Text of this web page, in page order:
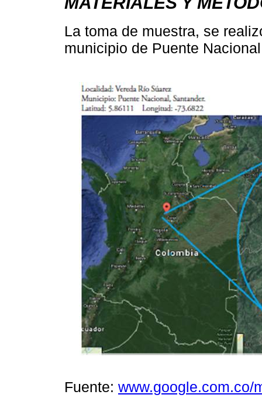
La toma de muestra, se
municipio de Puente
Fuente: www.google.com.co/